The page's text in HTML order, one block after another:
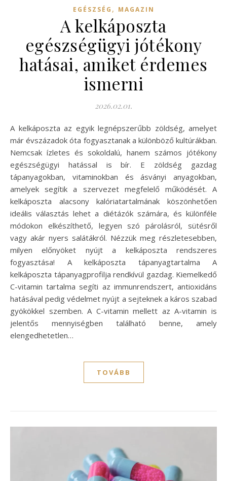
EGÉSZSÉG , MAGAZIN
A kelkáposzta
egészségügyi jótékony
hatásai, amiket érdemes
ismerni
2026.02.01.
A kelkáposzta az egyik legnépszerűbb zöldség, amelyet
már évszázadok óta fogyasztanak a különböző kultúrákban.
Nemcsak ízletes és sokoldalú, hanem számos jótékony
egészségügyi hatással is bír. E zöldség gazdag
tápanyagokban, vitaminokban és ásványi anyagokban,
amelyek segítik a szervezet megfelelő működését. A
kelkáposzta alacsony kalóriatartalmának köszönhetően
ideális választás lehet a diétázók számára, és különféle
módokon elkészíthető, legyen szó párolásról, sütésről
vagy akár nyers salátákról. Nézzük meg részletesebben,
milyen előnyöket nyújt a kelkáposzta rendszeres
fogyasztása! A kelkáposzta tápanyagtartalma A
kelkáposzta tápanyagprofilja rendkívül gazdag. Kiemelkedő
C-vitamin tartalma segíti az immunrendszert, antioxidáns
hatásával pedig védelmet nyújt a sejteknek a káros szabad
gyökökkel szemben. A C-vitamin mellett az A-vitamin is
jelentős mennyiségben található benne, amely
elengedhetetlen…
TOVÁBB